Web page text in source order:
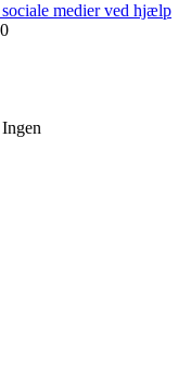
medier ved hjælp